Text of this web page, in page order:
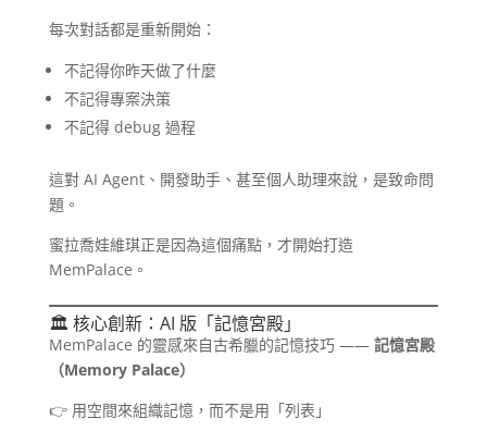
每次對話都是重新開始：
不記得你昨天做了什麼
不記得專案決策
不記得 debug 過程
這對 AI Agent、開發助手、甚至個人助理來說，是致命問
題。
蜜拉喬娃維琪正是因為這個痛點，才開始打造
MemPalace。
🏛️ 核心創新：AI 版「記憶宮殿」
MemPalace 的靈感來自古希臘的記憶技巧 —— 記憶宮殿
（Memory Palace）
👉 用空間來組織記憶，而不是用「列表」